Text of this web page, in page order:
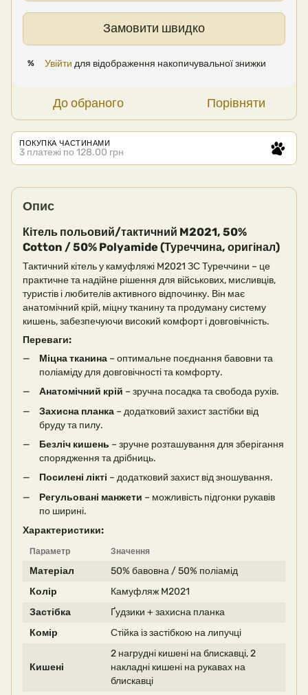
Замовити швидко
% Увійти для відображення накопичувальної знижки
До обраного Порівняти
ПОКУПКА ЧАСТИНАМИ
3 платежі по 128.00 грн
Опис
Кітель польовий/тактичний M2021, 50%
Cotton / 50% Polyamide (Туреччина, оригінал)
Тактичний кітель у камуфляжі M2021 ЗС Туреччини – це
практичне та надійне рішення для військових, мисливців,
туристів і любителів активного відпочинку. Він має
анатомічний крій, міцну тканину та продуману систему
кишень, забезпечуючи високий комфорт і довговічність.
Переваги:
Міцна тканина – оптимальне поєднання бавовни та
поліаміду для довговічності та комфорту.
Анатомічний крій – зручна посадка та свобода рухів.
Захисна планка – додатковий захист застібки від
бруду та пилу.
Безліч кишень – зручне розташування для зберігання
спорядження та дрібниць.
Посилені лікті – додатковий захист від зношування.
Регульовані манжети – можливість підгонки рукавів
по ширині.
Характеристики:
Параметр Значення
Матеріал
50% бавовна / 50% поліамід
Колір
Камуфляж M2021
Застібка
Ґудзики + захисна планка
Комір
Стійка із застібкою на липучці
Кишені
2 нагрудні кишені на блискавці, 2
накладні кишені на рукавах на
блискавці